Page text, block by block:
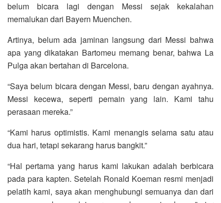
belum bicara lagi dengan Messi sejak kekalahan
memalukan dari Bayern Muenchen.
Artinya, belum ada jaminan langsung dari Messi bahwa
apa yang dikatakan Bartomeu memang benar, bahwa La
Pulga akan bertahan di Barcelona.
“Saya belum bicara dengan Messi, baru dengan ayahnya.
Messi kecewa, seperti pemain yang lain. Kami tahu
perasaan mereka.”
“Kami harus optimistis. Kami menangis selama satu atau
dua hari, tetapi sekarang harus bangkit.”
“Hal pertama yang harus kami lakukan adalah berbicara
pada para kapten. Setelah Ronald Koeman resmi menjadi
pelatih kami, saya akan menghubungi semuanya dan dari